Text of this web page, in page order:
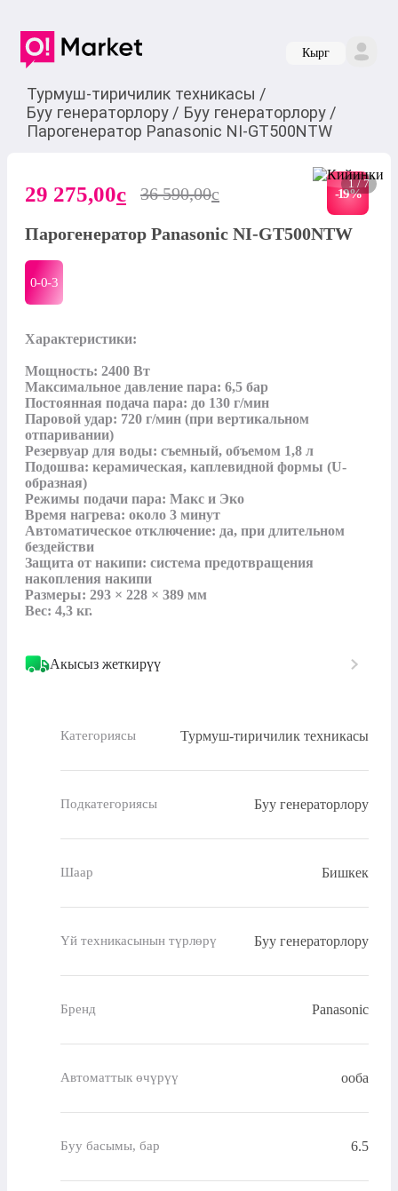
Кырг
Турмуш-тиричилик техникасы /
Буу генераторлору / Буу генераторлору /
Парогенератор Panasonic NI-GT500NTW
1 / 7
29 275,00c 36 590,00c -19%
Парогенератор Panasonic NI-GT500NTW
0-0-3
Характеристики:
Мощность: 2400 Вт
Максимальное давление пара: 6,5 бар
Постоянная подача пара: до 130 г/мин
Паровой удар: 720 г/мин (при вертикальном
отпаривании)
Резервуар для воды: съемный, объемом 1,8 л
Подошва: керамическая, каплевидной формы (U-
образная)
Режимы подачи пара: Макс и Эко
Время нагрева: около 3 минут
Автоматическое отключение: да, при длительном
бездействи
Защита от накипи: система предотвращения
накопления накипи
Размеры: 293 × 228 × 389 мм
Вес: 4,3 кг.
Акысыз жеткирүү
Категориясы Турмуш-тиричилик техникасы
Подкатегориясы Буу генераторлору
Шаар Бишкек
Үй техникасынын түрлөрү Буу генераторлору
Бренд Panasonic
Автоматтык өчүрүү ооба
Буу басымы, бар 6.5